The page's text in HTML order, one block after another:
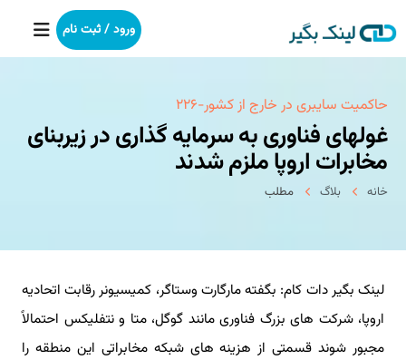
خانه
بکلینک
رپورتاژآگهی
خدمات ما
درباره ما
آموزش
ورود / ثبت نام
حاكمیت سایبری در خارج از كشور-۲۲۶
غولهای فناوری به سرمایه گذاری در زیربنای
مخابرات اروپا ملزم شدند
خانه بلاگ مطلب
لینک بگیر دات کام: بگفته مارگارت وستاگر، کمیسیونر رقابت اتحادیه
اروپا، شرکت های بزرگ فناوری مانند گوگل، متا و نتفلیکس احتمالاً
مجبور شوند قسمتی از هزینه های شبکه مخابراتی این منطقه را